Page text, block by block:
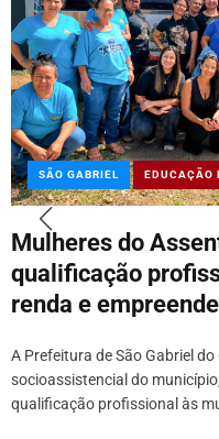
SÃO GABRIEL EDUCAÇÃO
Mulheres do
qualificação
renda e
A Prefeitura de São Gabriel
socioassistencial do
qualificação profissional às